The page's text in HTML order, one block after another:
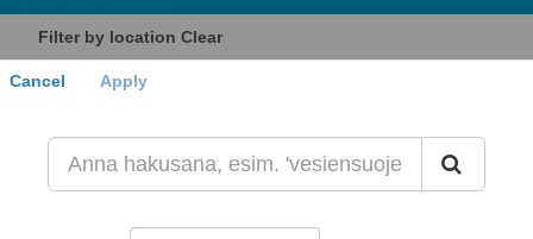
Filter by location Clear
+
Cancel Apply